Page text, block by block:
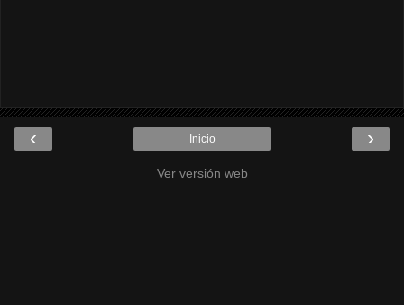
‹ ›
Inicio
Ver versión web